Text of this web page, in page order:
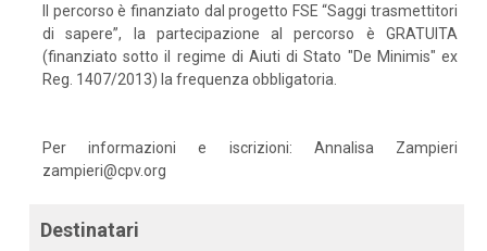
Il percorso è finanziato dal progetto FSE “Saggi trasmettitori
di sapere”, la partecipazione al percorso è GRATUITA
(finanziato sotto il regime di Aiuti di Stato "De Minimis" ex
Reg. 1407/2013) la frequenza obbligatoria.
Per informazioni e iscrizioni: Annalisa Zampieri
zampieri@cpv.org
Destinatari